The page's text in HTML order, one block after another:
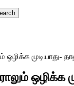
ஒழிக்க முடியாது-
ஒழிக்க